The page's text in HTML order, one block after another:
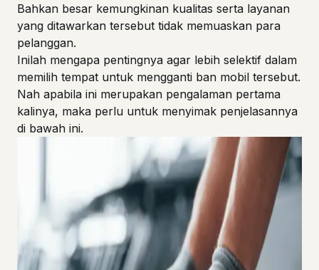
Bahkan besar kemungkinan kualitas serta layanan
yang ditawarkan tersebut tidak memuaskan para
pelanggan.
Inilah mengapa pentingnya agar lebih selektif dalam
memilih tempat untuk mengganti ban mobil tersebut.
Nah apabila ini merupakan pengalaman pertama
kalinya, maka perlu untuk menyimak penjelasannya
di bawah ini.